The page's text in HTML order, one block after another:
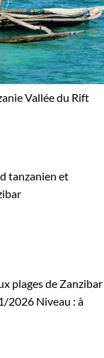
tanzanien et
plages de Zanzibar
2026 Niveau : à